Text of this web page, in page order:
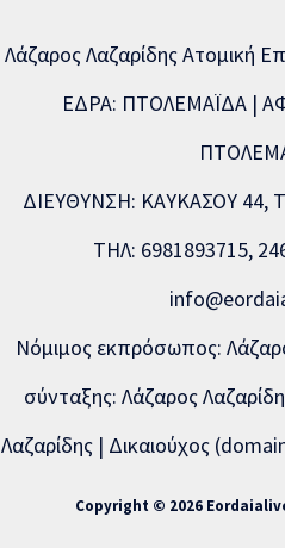
Λάζαρος Λαζαρίδης Ατομική
ΕΔΡΑ: ΠΤΟΛΕΜΑΪΔΑ |
ΔΙΕΥΘΥΝΣΗ: ΚΑΥΚΑΣΟΥ 44,
ΤΗΛ: 6981893715,
Νόμιμος εκπρόσωπος:
σύνταξης: Λάζαρος
Λαζαρίδης | Δικαιούχος
Copyright © 2026